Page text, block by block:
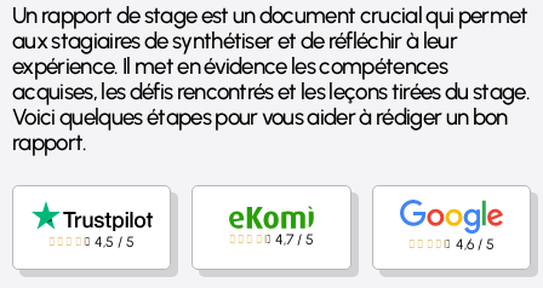
Tout
Un rapport de stage est un document crucial qui permet
aux stagiaires de synthétiser et de réfléchir à leur
expérience. Il met en évidence les compétences
acquises, les défis rencontrés et les leçons tirées du stage.
Voici quelques étapes pour vous aider à rédiger un bon
rapport.
4,5 /5 4,7/5 4,6/ 5